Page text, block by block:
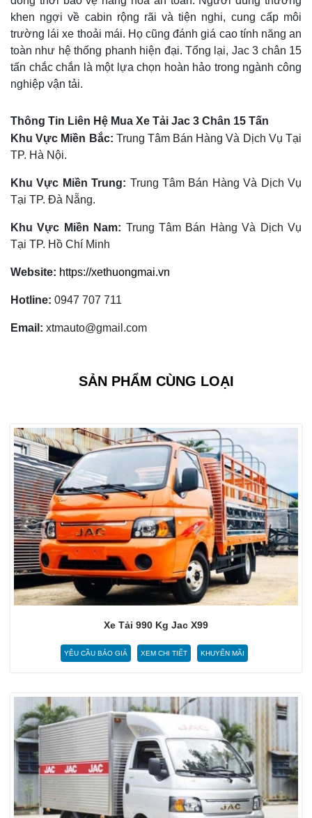
khen ngợi về cabin rộng rãi và tiện nghi, cung cấp môi
trường lái xe thoải mái. Họ cũng đánh giá cao tính năng an
toàn như hệ thống phanh hiện đại. Tổng lại, Jac 3 chân 15
tấn chắc chắn là một lựa chọn hoàn hảo trong ngành công
nghiệp vận tải.
Thông Tin Liên Hệ Mua Xe Tải Jac 3 Chân 15 Tấn
Khu Vực Miền Bắc: Trung Tâm Bán Hàng Và Dịch Vụ Tại
TP. Hà Nội.
Khu Vực Miền Trung: Trung Tâm Bán Hàng Và Dịch Vụ
Tại TP. Đà Nẵng.
Khu Vực Miền Nam: Trung Tâm Bán Hàng Và Dịch Vụ
Tại TP. Hồ Chí Minh
Website: https://xethuongmai.vn
Hotline: 0947 707 711
Email: xtmauto@gmail.com
SẢN PHẨM CÙNG LOẠI
Xe Tải 990 Kg Jac X99
YÊU CẦU BÁO GIÁ XEM CHI TIẾT KHUYẾN MÃI